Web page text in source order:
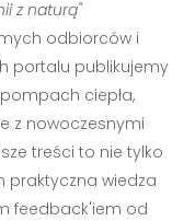
z naturą"
odbiorców i
portalu publikujemy
ciepła,
z nowoczesnymi
treści to nie tylko
praktyczna wiedza
feedback'iem od